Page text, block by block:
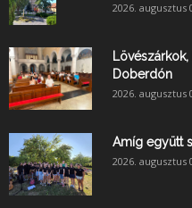
2026. augusztus
Doberdón
2026. augusztus
Amíg együtt
2026. augusztus